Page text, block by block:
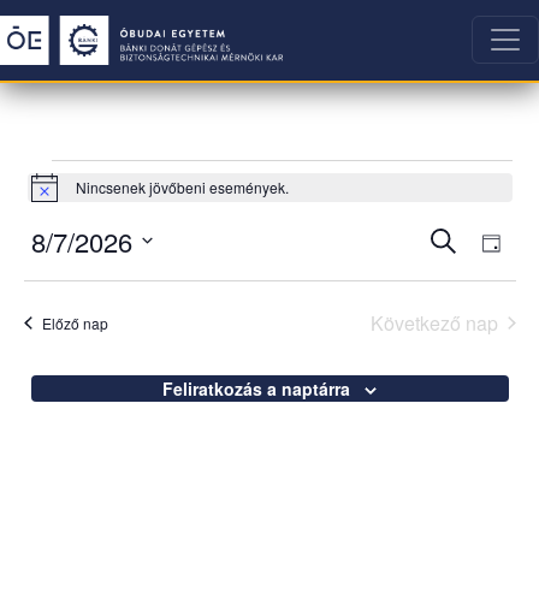
Események
augusztus
2026
Notice Nincsenek jövőbeni események.
nézet
Keresett
Nap
8/7/2026
Dátum
Előző nap Következő nap
Feliratkozás a naptárra